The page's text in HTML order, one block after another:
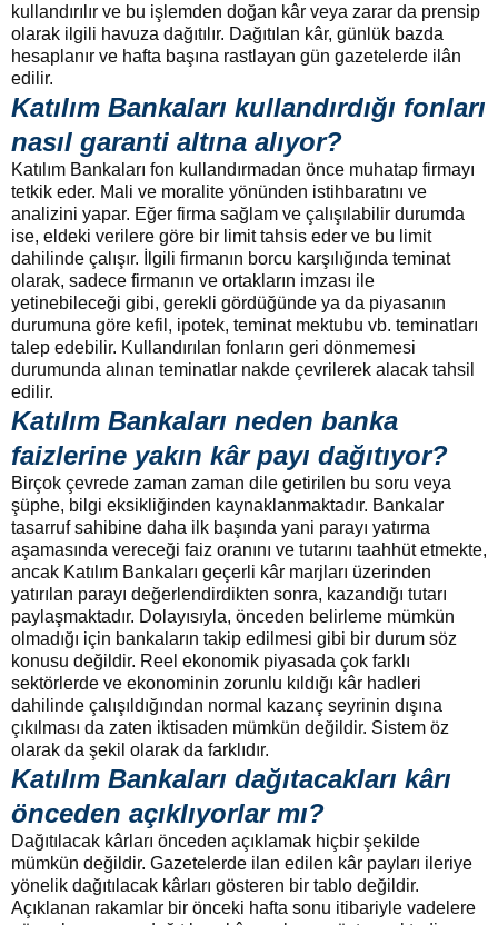
kullandırılır ve bu işlemden doğan kâr veya zarar da prensip
olarak ilgili havuza dağıtılır. Dağıtılan kâr, günlük bazda
hesaplanır ve hafta başına rastlayan gün gazetelerde ilân
edilir.
Katılım Bankaları kullandırdığı fonları
nasıl garanti altına alıyor?
Katılım Bankaları fon kullandırmadan önce muhatap firmayı
tetkik eder. Mali ve moralite yönünden istihbaratını ve
analizini yapar. Eğer firma sağlam ve çalışılabilir durumda
ise, eldeki verilere göre bir limit tahsis eder ve bu limit
dahilinde çalışır. İlgili firmanın borcu karşılığında teminat
olarak, sadece firmanın ve ortakların imzası ile
yetinebileceği gibi, gerekli gördüğünde ya da piyasanın
durumuna göre kefil, ipotek, teminat mektubu vb. teminatları
talep edebilir. Kullandırılan fonların geri dönmemesi
durumunda alınan teminatlar nakde çevrilerek alacak tahsil
edilir.
Katılım Bankaları neden banka
faizlerine yakın kâr payı dağıtıyor?
Birçok çevrede zaman zaman dile getirilen bu soru veya
şüphe, bilgi eksikliğinden kaynaklanmaktadır. Bankalar
tasarruf sahibine daha ilk başında yani parayı yatırma
aşamasında vereceği faiz oranını ve tutarını taahhüt etmekte,
ancak Katılım Bankaları geçerli kâr marjları üzerinden
yatırılan parayı değerlendirdikten sonra, kazandığı tutarı
paylaşmaktadır. Dolayısıyla, önceden belirleme mümkün
olmadığı için bankaların takip edilmesi gibi bir durum söz
konusu değildir. Reel ekonomik piyasada çok farklı
sektörlerde ve ekonominin zorunlu kıldığı kâr hadleri
dahilinde çalışıldığından normal kazanç seyrinin dışına
çıkılması da zaten iktisaden mümkün değildir. Sistem öz
olarak da şekil olarak da farklıdır.
Katılım Bankaları dağıtacakları kârı
önceden açıklıyorlar mı?
Dağıtılacak kârları önceden açıklamak hiçbir şekilde
mümkün değildir. Gazetelerde ilan edilen kâr payları ileriye
yönelik dağıtılacak kârları gösteren bir tablo değildir.
Açıklanan rakamlar bir önceki hafta sonu itibariyle vadelere